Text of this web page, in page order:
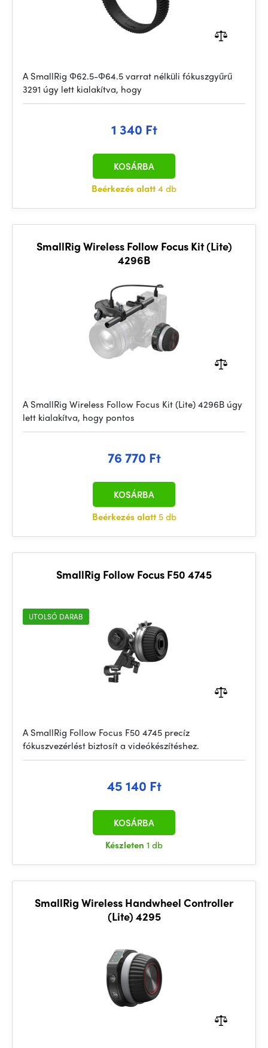
A SmallRig Φ62.5-Φ64.5 varrat nélküli fókuszgyűrű
3291 úgy lett kialakítva, hogy
1 340 Ft
Beérkezés alatt4 db
KOSÁRBA
SmallRig Wireless Follow Focus Kit (Lite)
4296B
A SmallRig Wireless Follow Focus Kit (Lite) 4296B úgy
lett kialakítva, hogy pontos
76 770 Ft
Beérkezés alatt5 db
KOSÁRBA
SmallRig Follow Focus F50 4745
UTOLSÓ DARAB
A SmallRig Follow Focus F50 4745 precíz
fókuszvezérlést biztosít a videókészítéshez.
45 140 Ft
Készleten 1 db
KOSÁRBA
SmallRig Wireless Handwheel Controller
(Lite) 4295